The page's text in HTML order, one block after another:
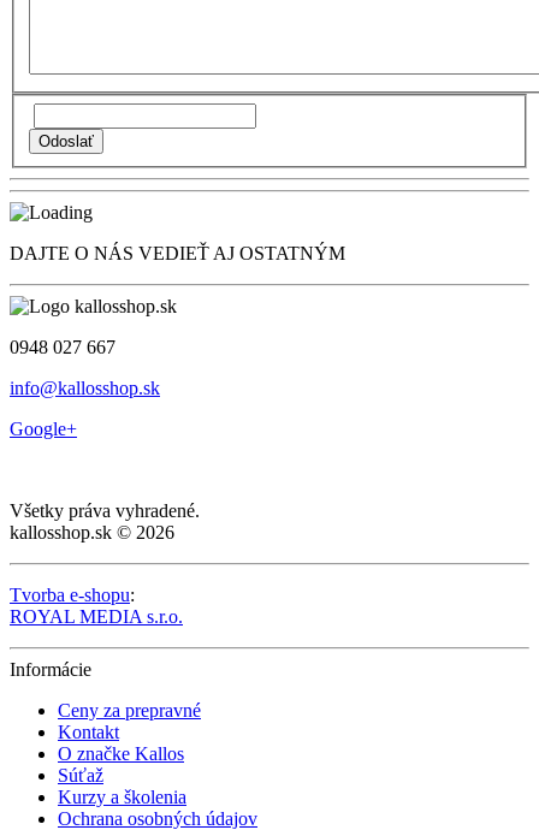
DAJTE O NÁS VEDIEŤ AJ OSTATNÝM
0948 027 667
info@kallosshop.sk
Google+
Všetky práva vyhradené.
kallosshop.sk © 2026
Tvorba e-shopu:
ROYAL MEDIA s.r.o.
Informácie
Ceny za prepravné
Kontakt
O značke Kallos
Súťaž
Kurzy a školenia
Ochrana osobných údajov